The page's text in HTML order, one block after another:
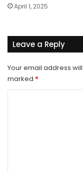
April 1, 2025
Leave a Reply
Your email address
marked *